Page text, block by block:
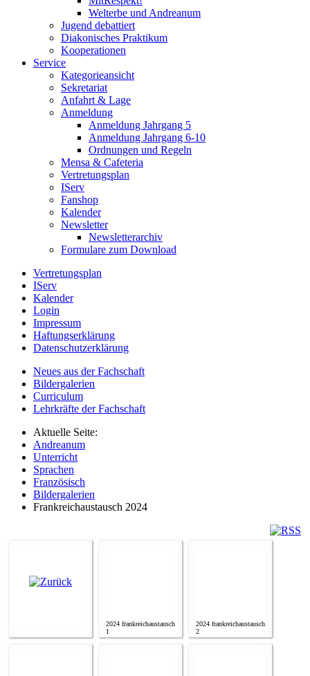
Welterbe und Andreanum
Jugend debattiert
Diakonisches Praktikum
Kooperationen
Service
Kategorieansicht
Sekretariat
Anfahrt & Lage
Anmeldung
Anmeldung Jahrgang 5
Anmeldung Jahrgang 6-10
Ordnungen und Regeln
Mensa & Cafeteria
Vertretungsplan
IServ
Fanshop
Kalender
Newsletter
Newsletterarchiv
Formulare zum Download
Vertretungsplan
IServ
Kalender
Login
Impressum
Haftungserklärung
Datenschutzerklärung
Neues aus der Fachschaft
Bildergalerien
Curriculum
Lehrkräfte der Fachschaft
Aktuelle Seite:
Andreanum
Unterricht
Sprachen
Französisch
Bildergalerien
Frankreichaustausch 2024
2024 frankreichaustausch
1
2024 frankreichaustausch
2